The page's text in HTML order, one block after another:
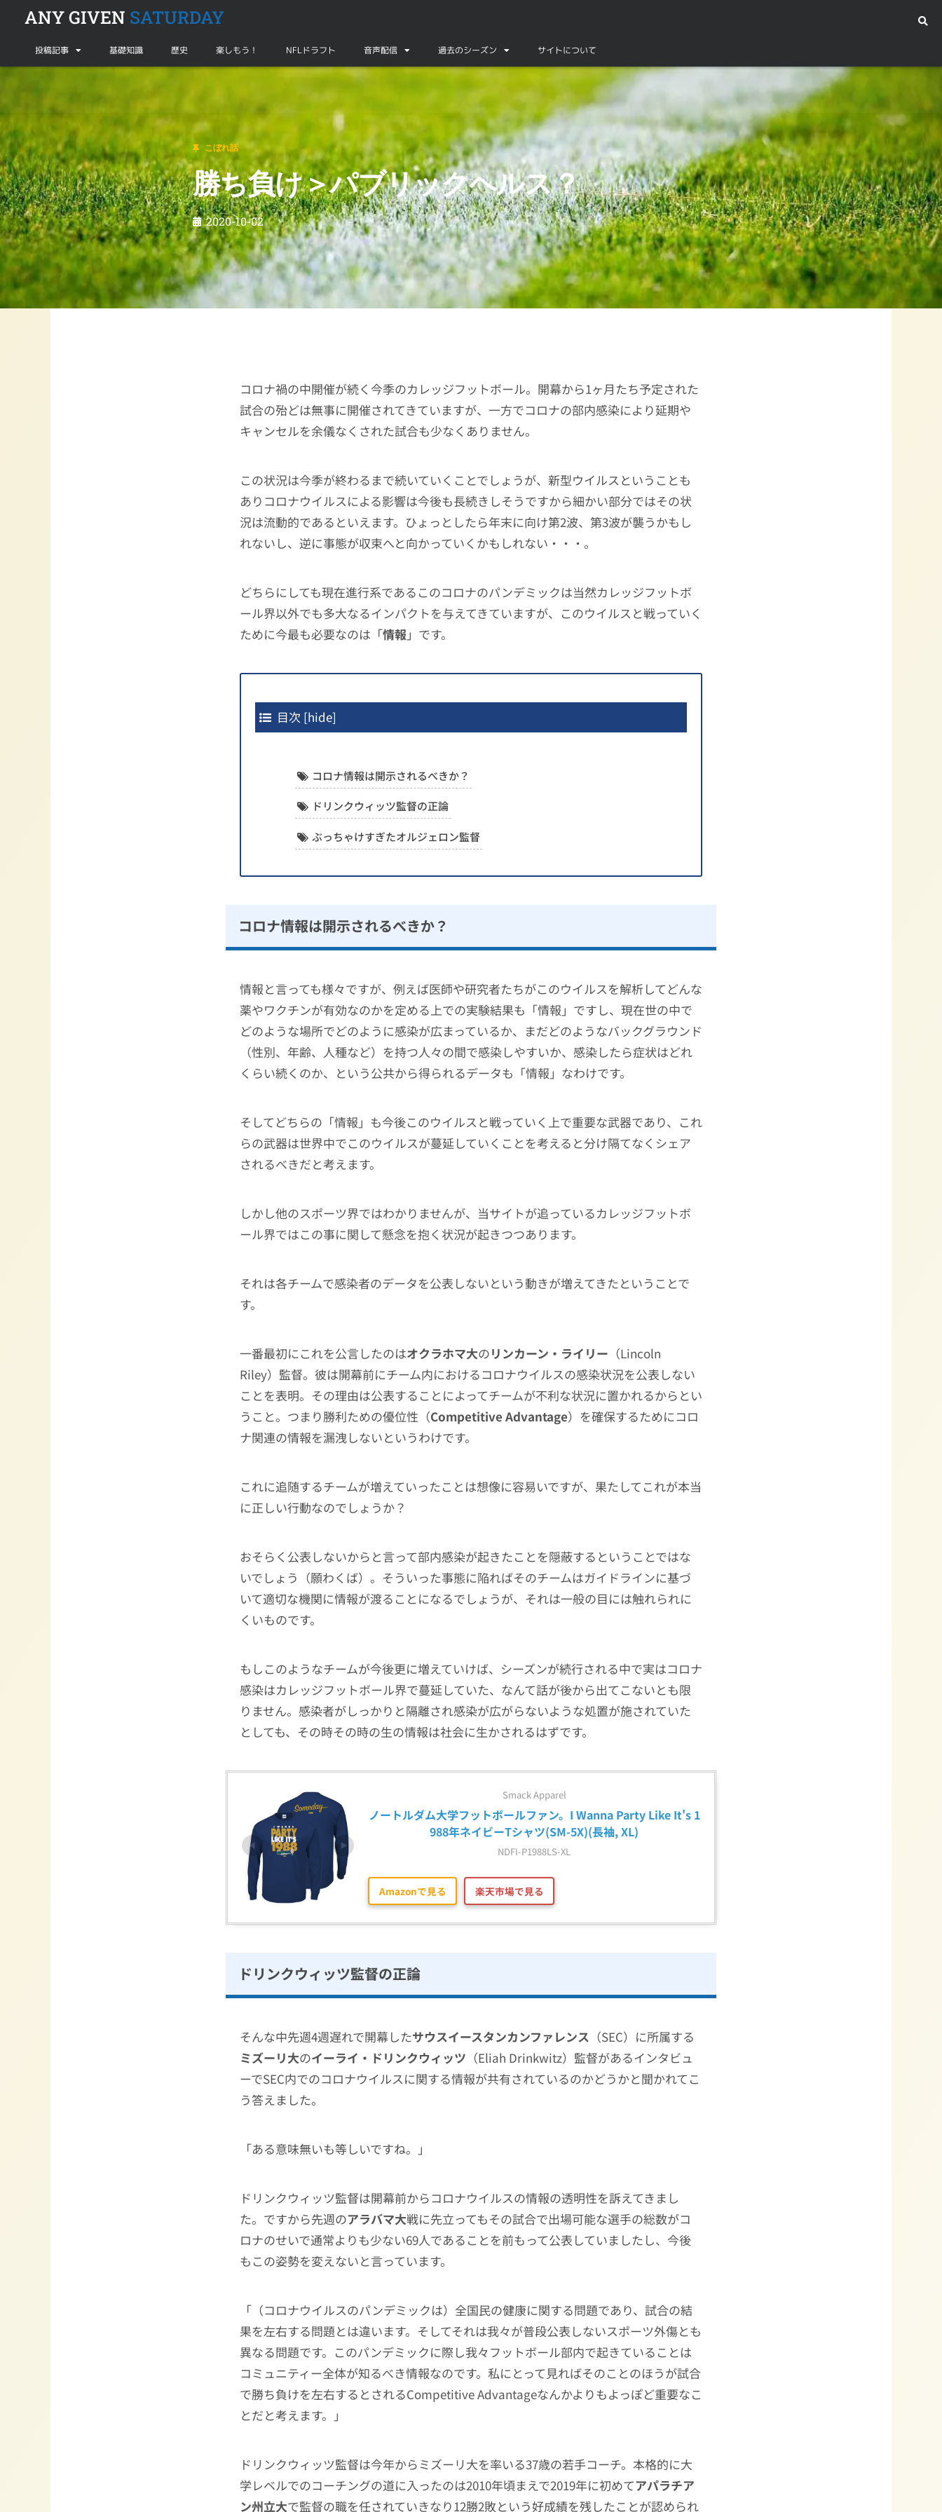
ANY GIVEN SATURDAY
投稿記事 基礎知識 歴史 楽しもう！ NFLドラフト 音声配信 過去のシーズン サイトについて
勝ち負け＞パブリックヘルス？
こぼれ話
勝ち負け＞パブリックヘルス？
2020-10-02
コロナ禍の中開催が続く今季のカレッジフットボール。開幕から1ヶ月たち予定された
試合の殆どは無事に開催されてきていますが、一方でコロナの部内感染により延期や
キャンセルを余儀なくされた試合も少なくありません。
この状況は今季が終わるまで続いていくことでしょうが、新型ウイルスということも
ありコロナウイルスによる影響は今後も長続きしそうですから細かい部分ではその状
況は流動的であるといえます。ひょっとしたら年末に向け第2波、第3波が襲うかもし
れないし、逆に事態が収束へと向かっていくかもしれない・・・。
どちらにしても現在進行系であるこのコロナのパンデミックは当然カレッジフットボ
ール界以外でも多大なるインパクトを与えてきていますが、このウイルスと戦っていく
ために今最も必要なのは「情報」です。
目次 [hide]
コロナ情報は開示されるべきか？
ドリンクウィッツ監督の正論
ぶっちゃけすぎたオルジェロン監督
コロナ情報は開示されるべきか？
情報と言っても様々ですが、例えば医師や研究者たちがこのウイルスを解析してどんな
薬やワクチンが有効なのかを定める上での実験結果も「情報」ですし、現在世の中で
どのような場所でどのように感染が広まっているか、まだどのようなバックグラウンド
（性別、年齢、人種など）を持つ人々の間で感染しやすいか、感染したら症状はどれ
くらい続くのか、という公共から得られるデータも「情報」なわけです。
そしてどちらの「情報」も今後このウイルスと戦っていく上で重要な武器であり、これ
らの武器は世界中でこのウイルスが蔓延していくことを考えると分け隔てなくシェア
されるべきだと考えます。
しかし他のスポーツ界ではわかりませんが、当サイトが追っているカレッジフットボ
ール界ではこの事に関して懸念を抱く状況が起きつつあります。
それは各チームで感染者のデータを公表しないという動きが増えてきたということで
す。
一番最初にこれを公言したのはオクラホマ大のリンカーン・ライリー （Lincoln
Riley）監督。彼は開幕前にチーム内におけるコロナウイルスの感染状況を公表しない
ことを表明。その理由は公表することによってチームが不利な状況に置かれるからとい
うこと。つまり勝利ための優位性（Competitive Advantage）を確保するためにコロ
ナ関連の情報を漏洩しないというわけです。
これに追随するチームが増えていったことは想像に容易いですが、果たしてこれが本当
に正しい行動なのでしょうか？
おそらく公表しないからと言って部内感染が起きたことを隠蔽するということではな
いでしょう（願わくば）。そういった事態に陥ればそのチームはガイドラインに基づ
いて適切な機関に情報が渡ることになるでしょうが、それは一般の目には触れられに
くいものです。
もしこのようなチームが今後更に増えていけば、シーズンが続行される中で実はコロナ
感染はカレッジフットボール界で蔓延していた、なんて話が後から出てこないとも限
りません。感染者がしっかりと隔離され感染が広がらないような処置が施されていた
としても、その時その時の生の情報は社会に生かされるはずです。
Smack Apparel
ノートルダム大学フットボールファン。I Wanna Party Like It's 1
988年ネイビーTシャツ(SM-5X)(長袖, XL)
NDFI-P1988LS-XL
Amazonで見る 楽天市場で見る
ドリンクウィッツ監督の正論
そんな中先週4週遅れで開幕したサウスイースタンカンファレンス （SEC）に所属する
ミズーリ大のイーライ・ドリンクウィッツ （Eliah Drinkwitz）監督があるインタビュ
ーでSEC内でのコロナウイルスに関する情報が共有されているのかどうかと聞かれてこ
う答えました。
「ある意味無いも等しいですね。」
ドリンクウィッツ監督は開幕前からコロナウイルスの情報の透明性を訴えてきまし
た。ですから先週のアラバマ大戦に先立ってもその試合で出場可能な選手の総数がコ
ロナのせいで通常よりも少ない69人であることを前もって公表していましたし、今後
もこの姿勢を変えないと言っています。
「（コロナウイルスのパンデミックは）全国民の健康に関する問題であり、試合の結
果を左右する問題とは違います。そしてそれは我々が普段公表しないスポーツ外傷とも
異なる問題です。このパンデミックに際し我々フットボール部内で起きていることは
コミュニティー全体が知るべき情報なのです。私にとって見ればそのことのほうが試合
で勝ち負けを左右するとされるCompetitive Advantageなんかよりもよっぽど重要なこ
とだと考えます。」
ドリンクウィッツ監督は今年からミズーリ大を率いる37歳の若手コーチ。本格的に大
学レベルでのコーチングの道に入ったのは2010年頃まえで2019年に初めてアパラチア
ン州立大で監督の職を任されていきなり12勝2敗という好成績を残したことが認められ